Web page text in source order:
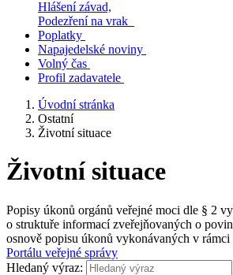
Hlášení závad,
Podezření na vrak
Poplatky
Napajedelské noviny
Volný čas
Profil zadavatele
Úvodní stránka
Ostatní
Životní situace
Životní situace
Popisy úkonů orgánů veřejné moci dle § 2
o struktuře informací zveřejňovaných o
osnově popisu úkonů vykonávaných v rámci
Portálu veřejné správy
Hledaný výraz: